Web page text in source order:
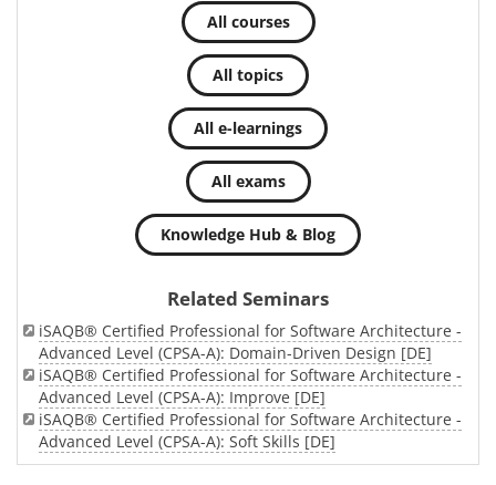
All courses
All topics
All e-learnings
All exams
Knowledge Hub & Blog
Related Seminars
iSAQB® Certified Professional for Software Architecture -
Advanced Level (CPSA-A): Domain-Driven Design [DE]
iSAQB® Certified Professional for Software Architecture -
Advanced Level (CPSA-A): Improve [DE]
iSAQB® Certified Professional for Software Architecture -
Advanced Level (CPSA-A): Soft Skills [DE]